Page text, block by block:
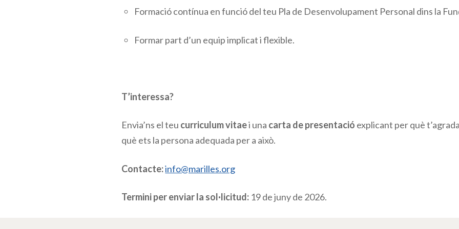
Formació contínua en funció del teu Pla de Desenvolupament Personal dins la
Formar part d’un equip implicat i flexible.
T’interessa?
Envia’ns el teu curriculum vitaei una carta de presentació explicant per què
què ets la persona adequada per a això.
Contacte:info@marilles.org
Termini per enviar la sol·licitud: 19 de juny de 2026.